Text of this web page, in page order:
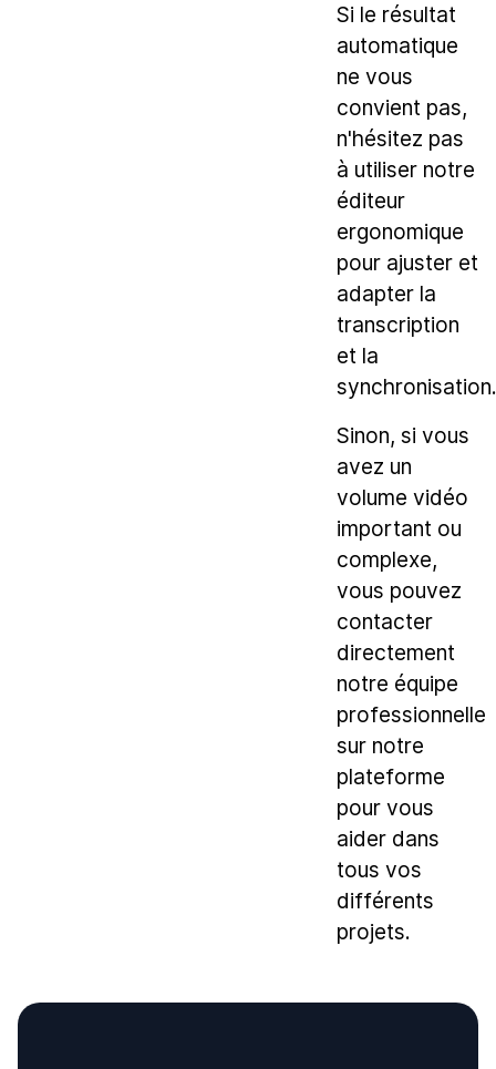
Si le résultat
automatique
ne vous
convient pas,
n'hésitez pas
à utiliser notre
éditeur
ergonomique
pour ajuster et
adapter la
transcription
et la
synchronisation.
Sinon, si vous
avez un
volume vidéo
important ou
complexe,
vous pouvez
contacter
directement
notre équipe
professionnelle
sur notre
plateforme
pour vous
aider dans
tous vos
différents
projets.